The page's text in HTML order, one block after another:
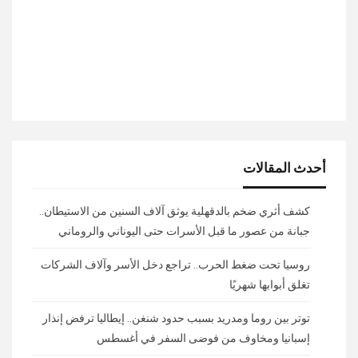
أحدث المقالات
كشف أثري ضخم بالدقهلية يوثق آلاف السنين من الاستيطان..
جبانة من عصور ما قبل الأسرات حتى اليوناني والروماني
روسيا تحت ضغط الحرب.. تراجع دخل الأسر وآلاف الشركات
تغلق أبوابها شهريًا
توتر بين روما ومدريد بسبب حدود شنغن.. إيطاليا ترفض إنذار
إسبانيا ومخاوف من فوضى السفر في أغسطس